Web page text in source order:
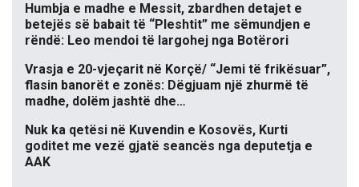
Humbja e madhe e Messit, zbardhen detajet e
betejës së babait të “Pleshtit” me sëmundjen e
rëndë: Leo mendoi të largohej nga Botërori
Vrasja e 20-vjeçarit në Korçë/ “Jemi të frikësuar”,
flasin banorët e zonës: Dëgjuam një zhurmë të
madhe, dolëm jashtë dhe…
Nuk ka qetësi në Kuvendin e Kosovës, Kurti
goditet me vezë gjatë seancës nga deputetja e
AAK